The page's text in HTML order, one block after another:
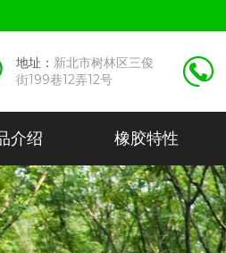
地址： 新北市树林区三俊
街199巷12弄12号
介绍 橡胶特性